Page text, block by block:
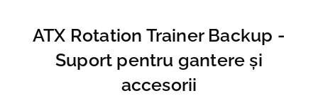
ATX Rotation Trainer Backup -
Suport pentru gantere și
accesorii